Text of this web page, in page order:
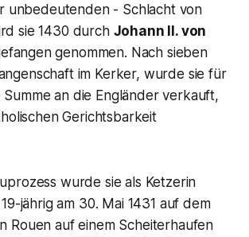
unbedeutenden - Schlacht von
sie 1430 durch Johann II. von
genommen. Nach sieben
im Kerker, wurde sie für
Summe an die Engländer verkauft,
Gerichtsbarkeit
wurde sie als Ketzerin
jährig am 30. Mai 1431 auf dem
Rouen auf einem Scheiterhaufen